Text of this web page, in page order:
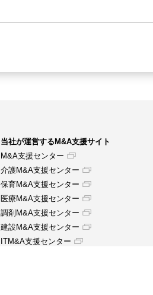
当社が運営するM&A支援サイト
M&A支援センター
介護M&A支援センター
保育M&A支援センター
医療M&A支援センター
調剤M&A支援センター
建設M&A支援センター
ITM&A支援センター